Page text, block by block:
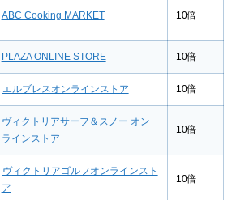
ABC Cooking MARKET 10倍
PLAZA ONLINE STORE 10倍
エルブレスオンラインストア 10倍
ヴィクトリアサーフ＆スノー オン
ラインストア
10倍
ヴィクトリアゴルフオンラインスト
ア
10倍